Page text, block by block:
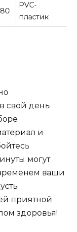
PVC-
пластик
свой день
и
могут
ваши
приятной
здоровья!